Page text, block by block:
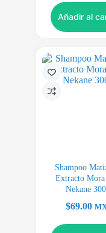
Añadir al
Shampoo
Extracto
Nekane
$69.00